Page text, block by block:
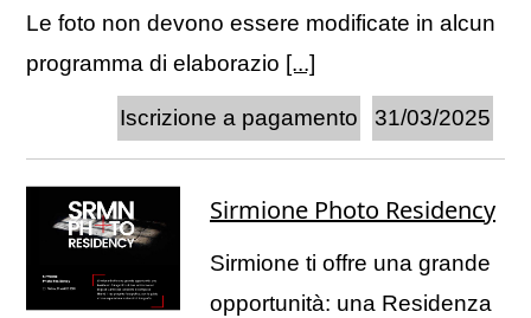
Le foto non devono essere modificate in alcun
programma di elaborazio [...]
31/03/2025
Iscrizione a pagamento
Sirmione Photo Residency
Sirmione ti offre una grande
opportunità: una Residenza